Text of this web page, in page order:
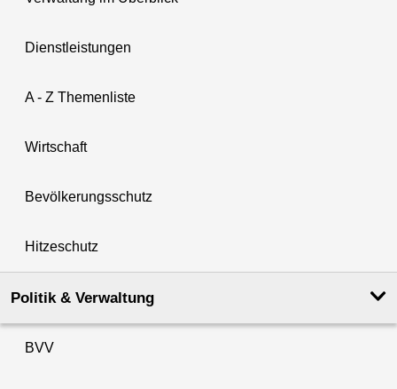
Dienstleistungen
A - Z Themenliste
Wirtschaft
Bevölkerungsschutz
Hitzeschutz
Politik & Verwaltung
BVV